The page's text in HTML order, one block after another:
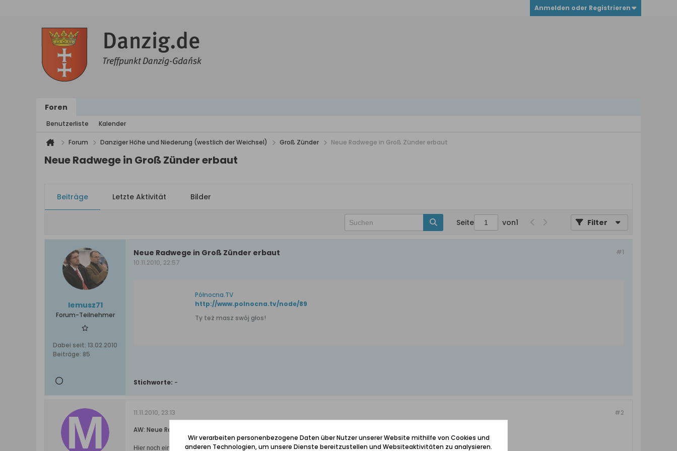
Anmelden oder Registrieren
Foren
Benutzerliste Kalender
Forum Danziger Höhe und Niederung (westlich der Weichsel) Groß Zünder Neue Radwege in Groß Zünder erbaut
Neue Radwege in Groß Zünder erbaut
Beiträge Letzte Aktivität Bilder
Seite von1 Filter
lemusz71
Forum-Teilnehmer
Dabei seit: 13.02.2010
Beiträge: 85
#1
Neue Radwege in Groß Zünder erbaut
10.11.2010, 22:57
Północna.TV
http://www.polnocna.tv/node/89
Ty też masz swój głos!
Stichworte: -
#2
11.11.2010, 23:13
AW: Neue Radwege in Groß Zünder erbaut
Hier noch ein paar Tafeln wohl zum Gesamtprojekt
Wir verarbeiten personenbezogene Daten über Nutzer unserer Website mithilfe von Cookies und
anderen Technologien, um unsere Dienste bereitzustellen und Websiteaktivitäten zu analysieren.